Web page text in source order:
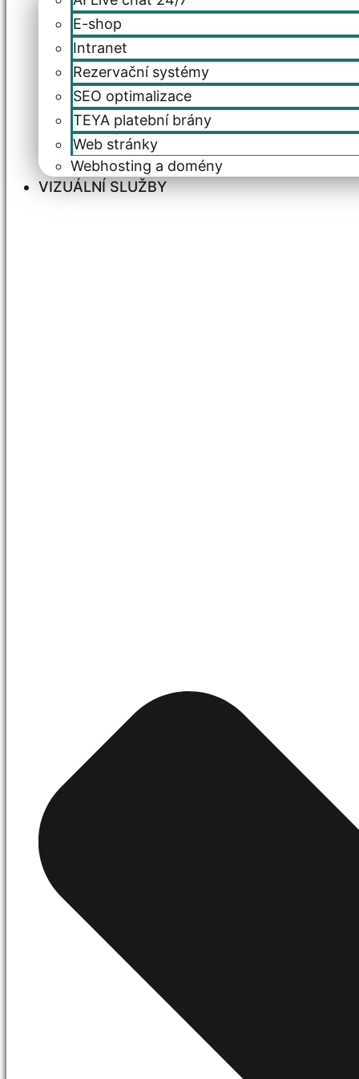
E-shop
Intranet
Rezervační systémy
SEO optimalizace
TEYA platební brány
Web stránky
Webhosting a domény
VIZUÁLNÍ SLUŽBY